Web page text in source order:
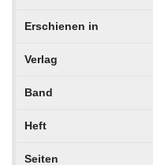
Erschienen in
Verlag
Band
Heft
Seiten